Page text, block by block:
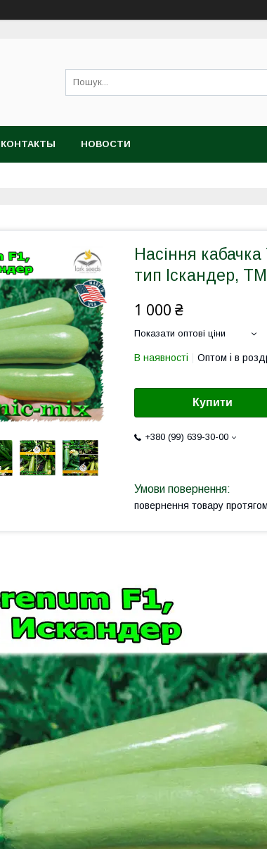
КОНТАКТЫ НОВОСТИ
Насіння
тип Іскандер,
1 000 ₴
Показати оптові ціни
В наявності Оптом і в
Купити
+380 (99) 639-30-00
повернення товару